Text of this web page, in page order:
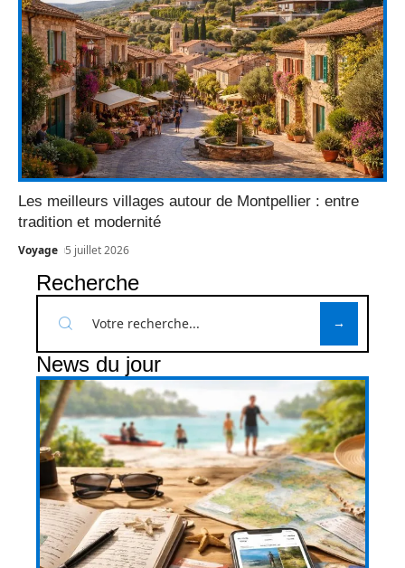
Les meilleurs villages autour de Montpellier : entre
tradition et modernité
Voyage 5 juillet 2026
Recherche
News du jour